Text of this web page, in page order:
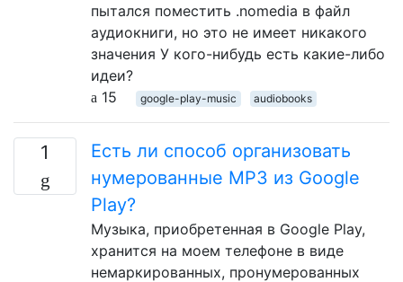
пытался поместить .nomedia в файл
аудиокниги, но это не имеет никакого
значения У кого-нибудь есть какие-либо
идеи?
15
google-play-music audiobooks
1
Есть ли способ организовать
нумерованные MP3 из Google
Play?
Музыка, приобретенная в Google Play,
хранится на моем телефоне в виде
немаркированных, пронумерованных